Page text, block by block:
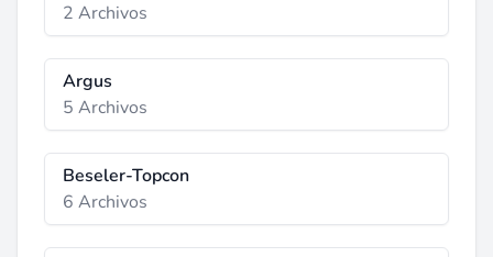
2 Archivos
Argus
5 Archivos
Beseler-Topcon
6 Archivos